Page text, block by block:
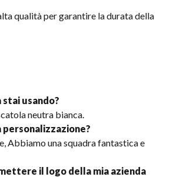
qualità per garantire la durata della
stai usando?
neutra bianca.
personalizzazione?
Abbiamo una squadra fantastica e
il logo della mia azienda